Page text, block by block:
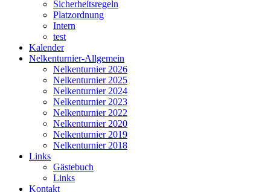
Sicherheitsregeln
Platzordnung
Intern
test
Kalender
Nelkenturnier-Allgemein
Nelkenturnier 2026
Nelkenturnier 2025
Nelkenturnier 2024
Nelkenturnier 2023
Nelkenturnier 2022
Nelkenturnier 2020
Nelkenturnier 2019
Nelkenturnier 2018
Links
Gästebuch
Links
Kontakt